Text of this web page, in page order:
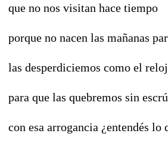
que no nos visitan hace tiempo
porque no nacen las mañanas
las desperdiciemos como el
para que las quebremos sin
con esa arrogancia ¿entendés lo